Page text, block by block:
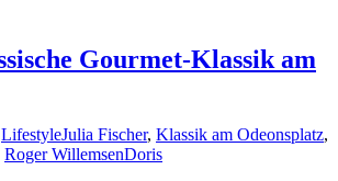
Gourmet-Klassik am
LifestyleJulia Fischer, Klassik am Odeonsplatz,
Roger WillemsenDoris